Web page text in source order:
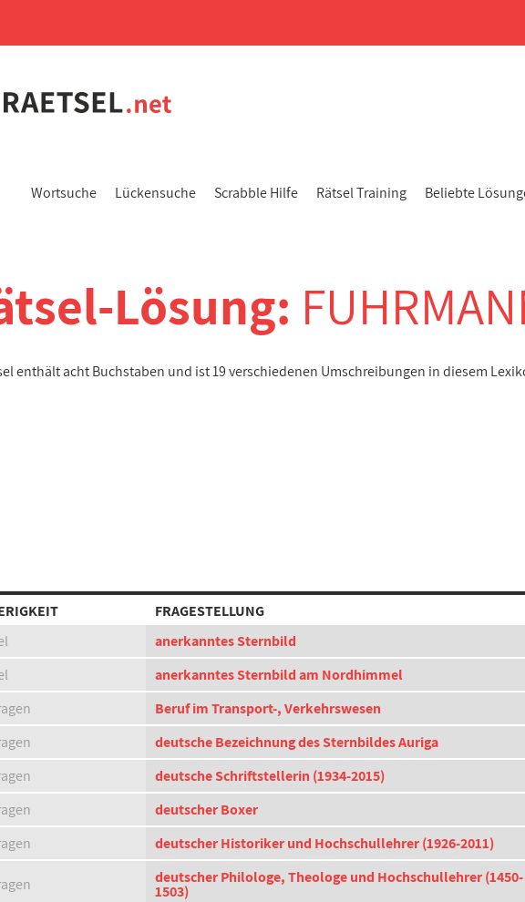
Wortsuche Lückensuche Scrabble Hilfe Rätsel Training Beliebte
Lösung:
enthält acht Buchstaben und ist 19 verschiedenen Umschreibungen in diesem
FRAGESTELLUNG
anerkanntes Sternbild
anerkanntes Sternbild am Nordhimmel
Beruf im Transport-, Verkehrswesen
deutsche Bezeichnung des Sternbildes Auriga
deutsche Schriftstellerin (1934-2015)
deutscher Boxer
deutscher Historiker und Hochschullehrer (1926-2011)
deutscher Philologe, Theologe und Hochschullehrer (1450-
1503)